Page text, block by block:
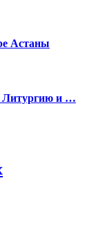
Астаны
Литургию и …